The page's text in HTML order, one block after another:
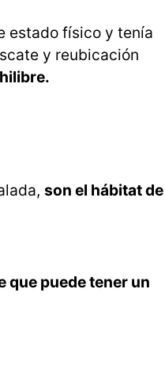
estado físico y tenía
y reubicación
son el hábitat de
que puede tener un